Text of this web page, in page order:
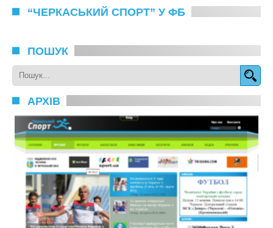
“ЧЕРКАСЬКИЙ СПОРТ” У ФБ
ПОШУК
АРХІВ